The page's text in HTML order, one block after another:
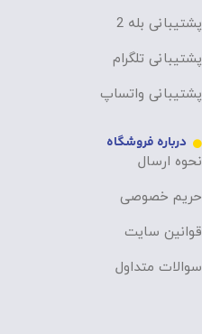
پشتیبانی بله 2
پشتیبانی تلگرام
پشتیبانی واتساپ
درباره فروشگاه
نحوه ارسال
حریم خصوصی
قوانین سایت
سوالات متداول